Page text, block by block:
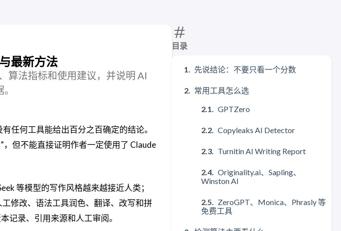
目录
先说结论：不要只看一个分数
常用工具怎么选
GPTZero
Copyleaks AI Detector
Turnitin AI Writing Report
Originality.ai、Sapling、
Winston AI
ZeroGPT、Monica、Phrasly 等
免费工具
最新方法
算法指标和使用建议，并说明 AI
任何工具能给出百分之百确定的结论。
但不能直接证明作者一定使用了 Claude
等模型的写作风格越来越接近人类；
修改、语法工具润色、翻译、改写和拼
记录、引用来源和人工审阅。